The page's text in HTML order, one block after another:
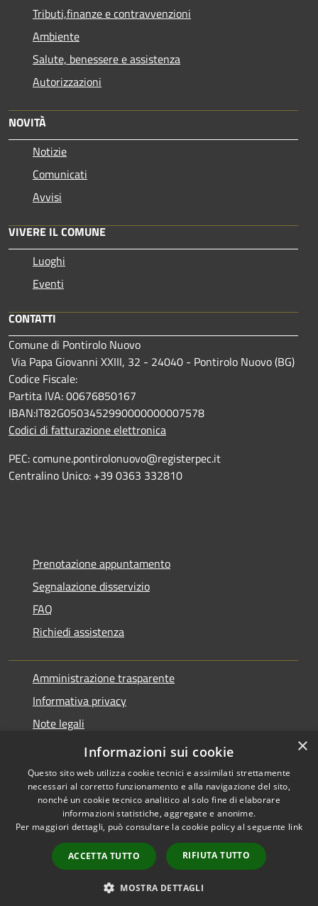
Tributi,finanze e contravvenzioni
Ambiente
Salute, benessere e assistenza
Autorizzazioni
NOVITÀ
Notizie
Comunicati
Avvisi
VIVERE IL COMUNE
Luoghi
Eventi
CONTATTI
Comune di Pontirolo Nuovo
Via Papa Giovanni XXIII, 32 - 24040 - Pontirolo Nuovo (BG)
Codice Fiscale:
Partita IVA: 00676850167
IBAN:IT82G0503452990000000007578
Codici di fatturazione elettronica
PEC: comune.pontirolonuovo@registerpec.it
Centralino Unico: +39 0363 332810
Prenotazione appuntamento
Segnalazione disservizio
FAQ
Richiedi assistenza
Amministrazione trasparente
Informativa privacy
Note legali
Dichiarazione di accessibilità
Accessibilità
Copyright © 2026 • Comune di
Pontirolo Nuovo • Powered by
Municipium•
Accesso
redazione
×
Informazioni sui cookie
Questo sito web utilizza cookie tecnici e assimilati strettamente
necessari al corretto funzionamento e alla navigazione del sito,
nonché un cookie tecnico analitico al solo fine di elaborare
informazioni statistiche, aggregate e anonime.
Per maggiori dettagli, può consultare la cookie policy al seguente link
ACCETTA TUTTO RIFIUTA TUTTO
MOSTRA DETTAGLI